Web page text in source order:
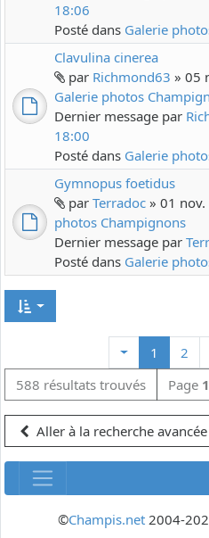
18:06
Posté dans Galerie
Clavulina cinerea
par Richmond63 » 05
Galerie photos
Dernier message par
18:00
Posté dans Galerie
Gymnopus foetidus
par Terradoc » 01
photos Champignons
Dernier message par
Posté dans Galerie
1 2
588 résultats trouvés
Page 1
Aller à la recherche avancée
©Champis.net2004-